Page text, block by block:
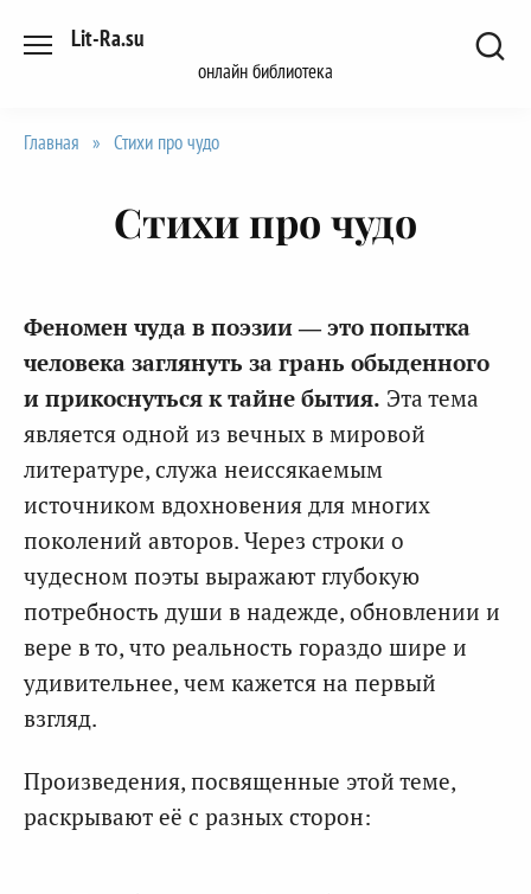
Lit-Ra.su
онлайн библиотека
Главная » Стихи про чудо
Стихи про чудо
Феномен чуда в поэзии — это попытка
человека заглянуть за грань обыденного
и прикоснуться к тайне бытия. Эта тема
является одной из вечных в мировой
литературе, служа неиссякаемым
источником вдохновения для многих
поколений авторов. Через строки о
чудесном поэты выражают глубокую
потребность души в надежде, обновлении и
вере в то, что реальность гораздо шире и
удивительнее, чем кажется на первый
взгляд.
Произведения, посвященные этой теме,
раскрывают её с разных сторон: